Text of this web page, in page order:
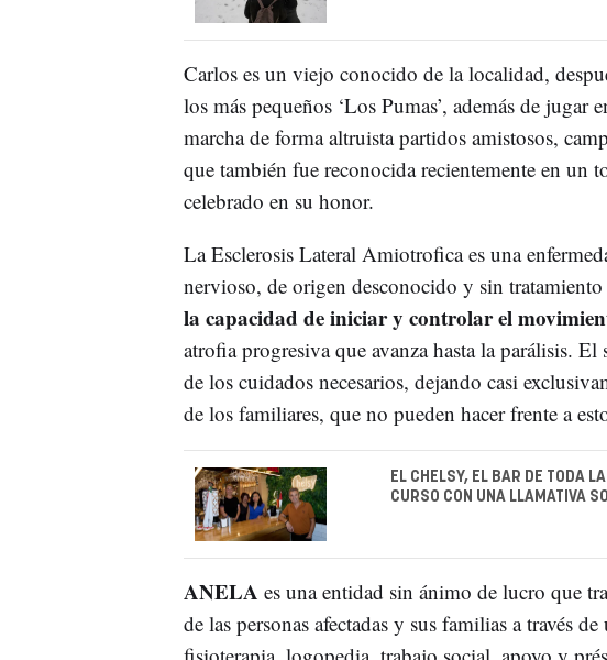
Carlos es un viejo conocido de la localidad,
los más pequeños ‘Los Pumas’, además de jugar
marcha de forma altruista partidos amistosos,
que también fue reconocida recientemente en un
celebrado en su honor.
La Esclerosis Lateral Amiotrofica es una
nervioso, de origen desconocido y sin
la capacidad de iniciar y controlar el
atrofia progresiva que avanza hasta la parálisis.
de los cuidados necesarios, dejando casi
de los familiares, que no pueden hacer frente a
EL CHELSY, EL BAR DE TODA
CURSO CON UNA LLAMATIVA
ANELA es una entidad sin ánimo de lucro que
de las personas afectadas y sus familias a través